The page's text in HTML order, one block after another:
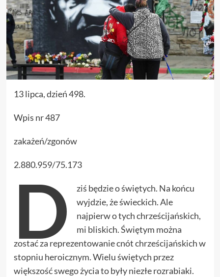
13 lipca, dzień 498.
Wpis nr 487
zakażeń/zgonów
2.880.959/75.173
D
ziś będzie o świętych. Na końcu
wyjdzie, że świeckich. Ale
najpierw o tych chrześcijańskich,
mi bliskich. Świętym można
zostać za reprezentowanie cnót chrześcijańskich w
stopniu heroicznym. Wielu świętych przez
większość swego życia to były niezłe rozrabiaki.